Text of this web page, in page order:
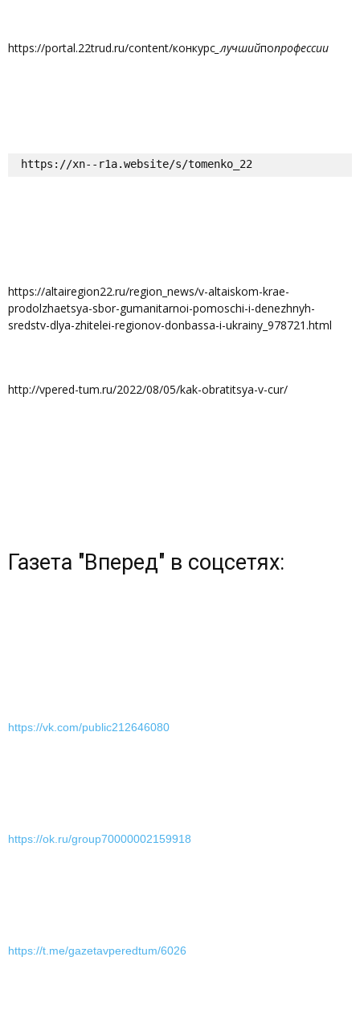
https://portal.22trud.ru/content/конкурс _лучшийпопрофессии
https://xn--r1a.website/s/tomenko_22
https://altairegion22.ru/region_news/v-altaiskom-krae-
prodolzhaetsya-sbor-gumanitarnoi-pomoschi-i-denezhnyh-
sredstv-dlya-zhitelei-regionov-donbassa-i-ukrainy_978721.html
http://vpered-tum.ru/2022/08/05/kak-obratitsya-v-cur/
Газета "Вперед" в соцсетях:
https://vk.com/public212646080
https://ok.ru/group70000002159918
https://t.me/gazetavperedtum/6026